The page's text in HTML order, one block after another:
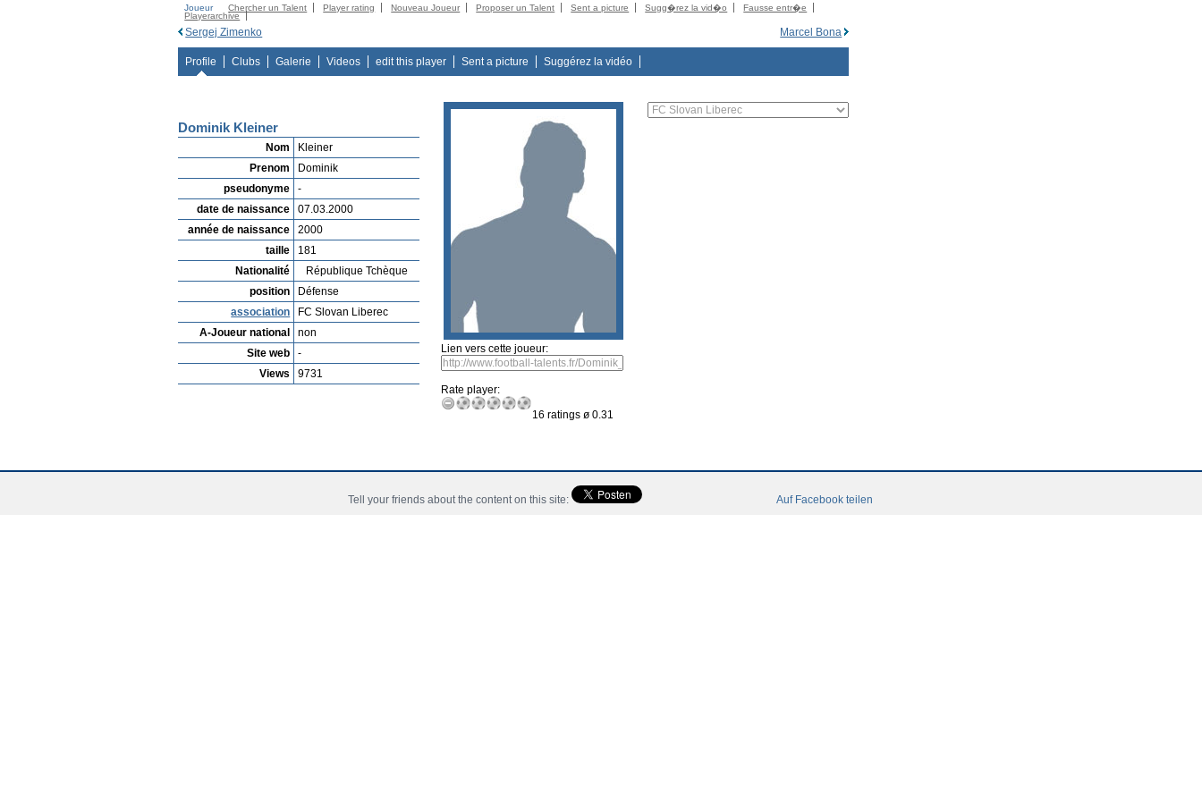
Joueur Chercher un Talent Player rating Nouveau Joueur Proposer un Talent Sent a picture Sugg�rez la vid�o
Fausse entr�e
Playerarchive
Marcel Bona
Sergej Zimenko
Profile Clubs Galerie Videos edit this player Sent a picture Suggérez la vidéo
Dominik Kleiner
Nom
Kleiner
Prenom
Dominik
pseudonyme
-
date de naissance
07.03.2000
année de naissance
2000
taille
181
Nationalité
République Tchèque
position
Défense
association
FC Slovan Liberec
A-Joueur national
non
Site web
-
Views
9731
Lien vers cette joueur:
Rate player:
16 ratings ø 0.31
Tell your friends about the content on this site: Auf Facebook teilen